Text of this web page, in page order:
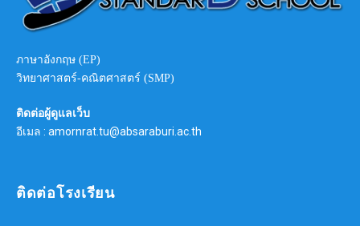
ภาษาอังกฤษ (EP)
วิทยาศาสตร์-คณิตศาสตร์ (SMP)
ติดต่อผู้ดูแลเว็บ
อีเมล : amornrat.tu@absaraburi.ac.th
ติดต่อโรงเรียน